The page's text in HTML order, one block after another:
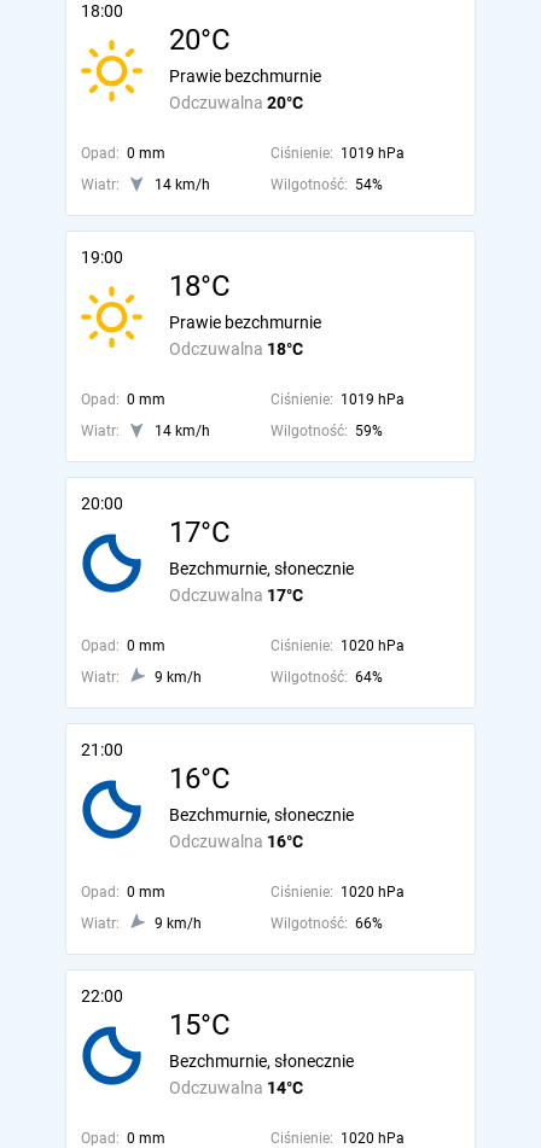
18:00
20°C
Odczuwalna 20°C
Prawie bezchmurnie
Opad: 0 mm Ciśnienie: 1019 hPa
Wiatr:
14 km/h Wilgotność: 54%
19:00
18°C
Odczuwalna 18°C
Prawie bezchmurnie
Opad: 0 mm Ciśnienie: 1019 hPa
Wiatr:
14 km/h Wilgotność: 59%
20:00
17°C
Odczuwalna 17°C
Bezchmurnie, słonecznie
Opad: 0 mm Ciśnienie: 1020 hPa
Wiatr:
9 km/h Wilgotność: 64%
21:00
16°C
Odczuwalna 16°C
Bezchmurnie, słonecznie
Opad: 0 mm Ciśnienie: 1020 hPa
Wiatr:
9 km/h Wilgotność: 66%
22:00
15°C
Odczuwalna 14°C
Bezchmurnie, słonecznie
Opad: 0 mm Ciśnienie: 1020 hPa